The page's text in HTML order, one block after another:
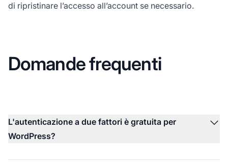
di ripristinare l’accesso all’account se necessario.
Domande frequenti
L'autenticazione a due fattori è gratuita per
WordPress?